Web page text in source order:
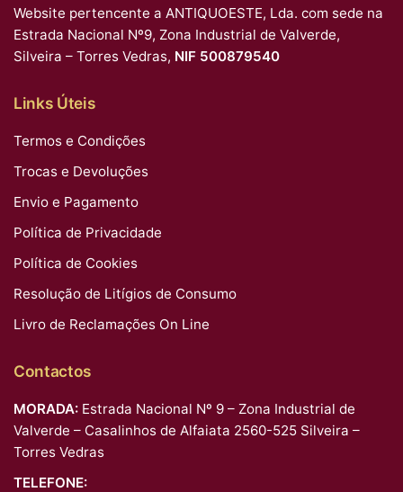
Website pertencente a ANTIQUOESTE, Lda. com sede na
Estrada Nacional Nº9, Zona Industrial de Valverde,
Silveira – Torres Vedras, NIF 500879540
Links Úteis
Termos e Condições
Trocas e Devoluções
Envio e Pagamento
Política de Privacidade
Política de Cookies
Resolução de Litígios de Consumo
Livro de Reclamações On Line
Contactos
MORADA: Estrada Nacional Nº 9 – Zona Industrial de
Valverde – Casalinhos de Alfaiata 2560-525 Silveira –
Torres Vedras
TELEFONE: